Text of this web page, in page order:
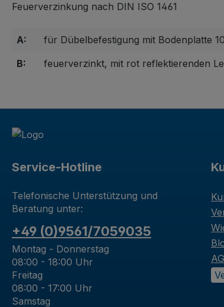
Feuerverzinkung nach DIN ISO 1461
A:
für Dübelbefestigung mit Bodenplatte
B:
feuerverzinkt, mit rot reflektierenden
Service-Hotline
Telefonische Unterstützung und
Beratung unter:
+49 (0)9561/7059035
Montag - Donnerstag
08:00 - 18:00 Uhr
Freitag
08:00 - 17:00 Uhr
Samstag